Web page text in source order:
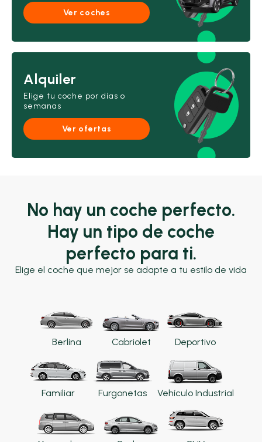
Ver coches
Alquiler
Elige tu coche por días o
semanas
Ver ofertas
No hay un coche perfecto.
Hay un tipo de coche
perfecto para ti.
Elige el coche que mejor se adapte a tu estilo de vida
Berlina Cabriolet Deportivo
Familiar Furgonetas Vehículo Industrial